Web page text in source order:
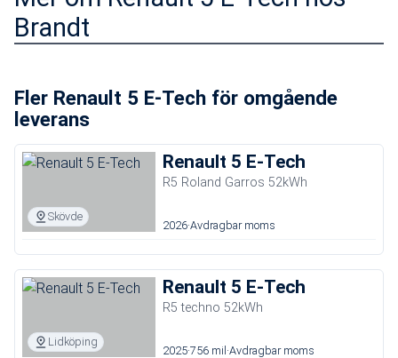
Brandt
Fler Renault 5 E-Tech för omgående
leverans
Skövde
Renault 5 E-Tech
R5 Roland Garros 52kWh
2026 Avdragbar moms
Lidköping
Renault 5 E-Tech
R5 techno 52kWh
2025 756 mil Avdragbar moms